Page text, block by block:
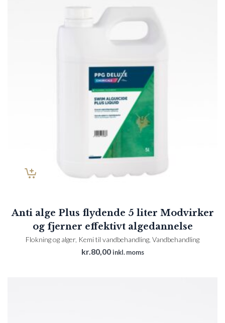
Anti alge Plus flydende 5 liter Modvirker
og fjerner effektivt algedannelse
Flokning og alger, Kemi til vandbehandling Vandbehandling
kr.80,00 inkl. moms